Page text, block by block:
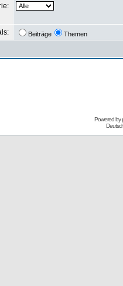
Beiträge Themen
Powered by